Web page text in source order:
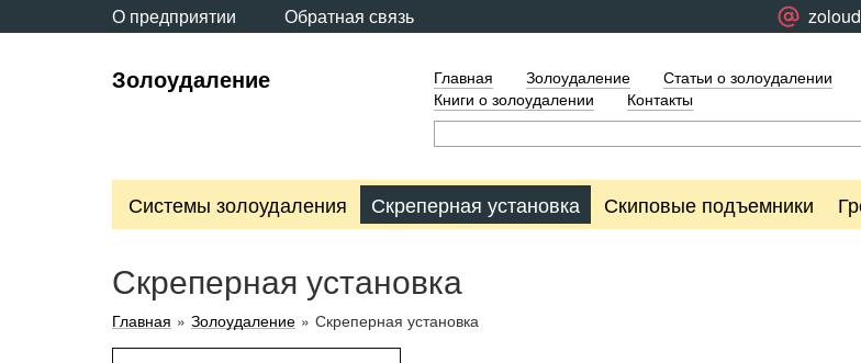
О предприятии Обратная связь
Золоудаление Главная Золоудаление
Статьи о золоудалении
Книги о золоудалении
Контакты
Системы золоудаления Скреперная установка Скиповые подъемники
Скреперная установка
Главная » Золоудаление » Скреперная установка